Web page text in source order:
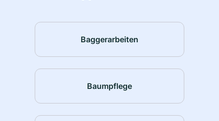
Baggerarbeiten
Baumpflege